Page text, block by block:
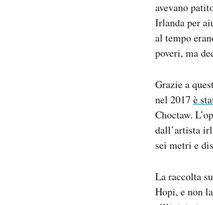
avevano
Irlanda per
al tempo
poveri, ma
Grazie a
nel 2017 è
Choctaw.
dall’artista
sei metri e
La raccolta
Hopi, e non